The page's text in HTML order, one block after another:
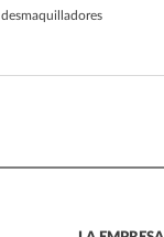
desmaquilladores